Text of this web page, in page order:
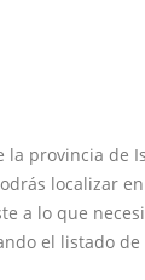
la provincia de
localizar
a lo que
el listado